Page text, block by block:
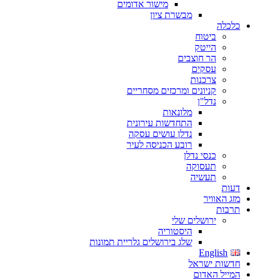
מישור אדומים
מבשרת ציון
כלכלה
ביטוח
הייטק
הר חוצבים
עסקים
צרכנות
קניונים ומרכזים מסחריים
נדל"ן
מלונאות
התחדשות עירונית
נדלן עושים עסקה
רובע הכניסה לעיר
כנסי נדלן
תעסוקה
תעשיה
דעות
מזג האוויר
תרבות
ירושלים שלי
היסטוריה
שלג בירושלים גלריית תמונות
English
חדשות ישראל
המייל האדום